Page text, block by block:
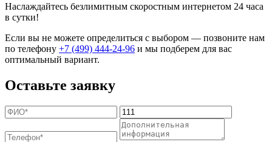
Наслаждайтесь безлимитным скоростным интернетом 24 часа
в сутки!
Если вы не можете определиться с выбором — позвоните нам
по телефону +7 (499) 444-24-96 и мы подберем для вас
оптимальный вариант.
Оставьте заявку